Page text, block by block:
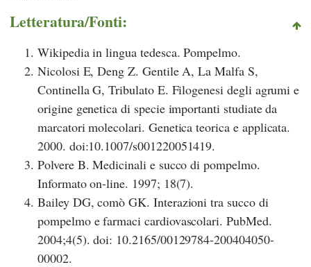
Letteratura/Fonti:
Wikipedia in lingua tedesca. Pompelmo.
Nicolosi E, Deng Z. Gentile A, La Malfa S,
Continella G, Tribulato E. Filogenesi degli agrumi e
origine genetica di specie importanti studiate da
marcatori molecolari. Genetica teorica e applicata.
2000. doi:10.1007/s001220051419.
Polvere B. Medicinali e succo di pompelmo.
Informato on-line. 1997; 18(7).
Bailey DG, comò GK. Interazioni tra succo di
pompelmo e farmaci cardiovascolari. PubMed.
2004;4(5). doi: 10.2165/00129784-200404050-
00002.